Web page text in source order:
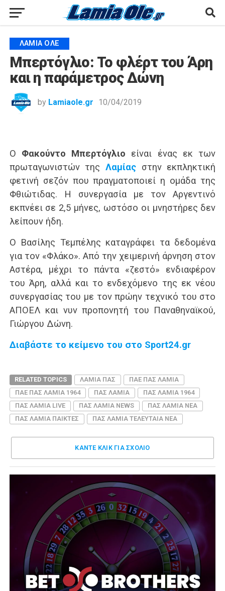
ΛΑΜΙΑ ΟΛΕ
Μπερτόγλιο: Το φλέρτ του Άρη
και η παράμετρος Δώνη
by Lamiaole.gr 10/04/2019
Ο Φακούντο Μπερτόγλιο είναι ένας εκ των
πρωταγωνιστών της Λαμίαςστην εκπληκτική
φετινή σεζόν που πραγματοποιεί η ομάδα της
Φθιώτιδας. Η συνεργασία με τον Αργεντινό
εκπνέει σε 2,5 μήνες, ωστόσο οι μνηστήρες δεν
λείπουν ήδη.
Ο Βασίλης Τεμπέλης καταγράφει τα δεδομένα
για τον «Φλάκο». Από την χειμερινή άρνηση στον
Αστέρα, μέχρι το πάντα «ζεστό» ενδιαφέρον
του Άρη, αλλά και το ενδεχόμενο της εκ νέου
συνεργασίας του με τον πρώην τεχνικό του στο
ΑΠΟΕΛ και νυν προπονητή του Παναθηναϊκού,
Γιώργου Δώνη.
Διαβάστε το κείμενο του στο Sport24.gr
RELATED TOPICS ΛΑΜΙΑ ΠΑΣ
ΠΑΕ ΠΑΣ ΛΑΜΙΑ
ΠΑΕ ΠΑΣ ΛΑΜΙΑ 1964
ΠΑΣ ΛΑΜΙΑ
ΠΑΣ ΛΑΜΙΑ 1964
ΠΑΣ ΛΑΜΙΑ LIVE
ΠΑΣ ΛΑΜΙΑ NEWS
ΠΑΣ ΛΑΜΙΑ ΝΕΑ
ΠΑΣ ΛΑΜΙΑ ΠΑΙΚΤΕΣ
ΠΑΣ ΛΑΜΙΑ ΤΕΛΕΥΤΑΙΑ ΝΕΑ
ΚΑΝΤΕ ΚΛΊΚ ΓΙΑ ΣΧΌΛΙΟ